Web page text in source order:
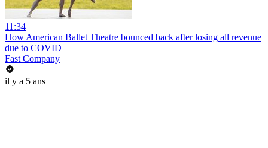
11:34
How American Ballet Theatre bounced back after losing all revenue
due to COVID
Fast Company
il y a 5 ans